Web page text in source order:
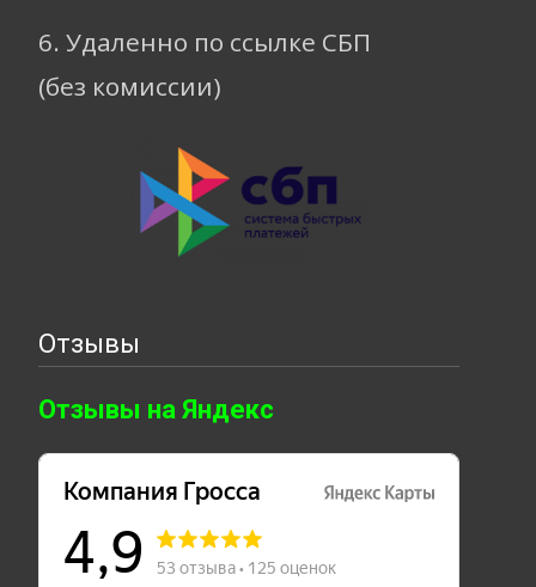
6. Удаленно по ссылке СБП
(без комиссии)
Отзывы
Отзывы на Яндекс